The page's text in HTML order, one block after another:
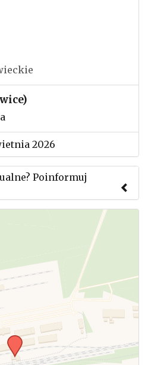
2026
Poinformuj
przesłać informację o
mityngu.